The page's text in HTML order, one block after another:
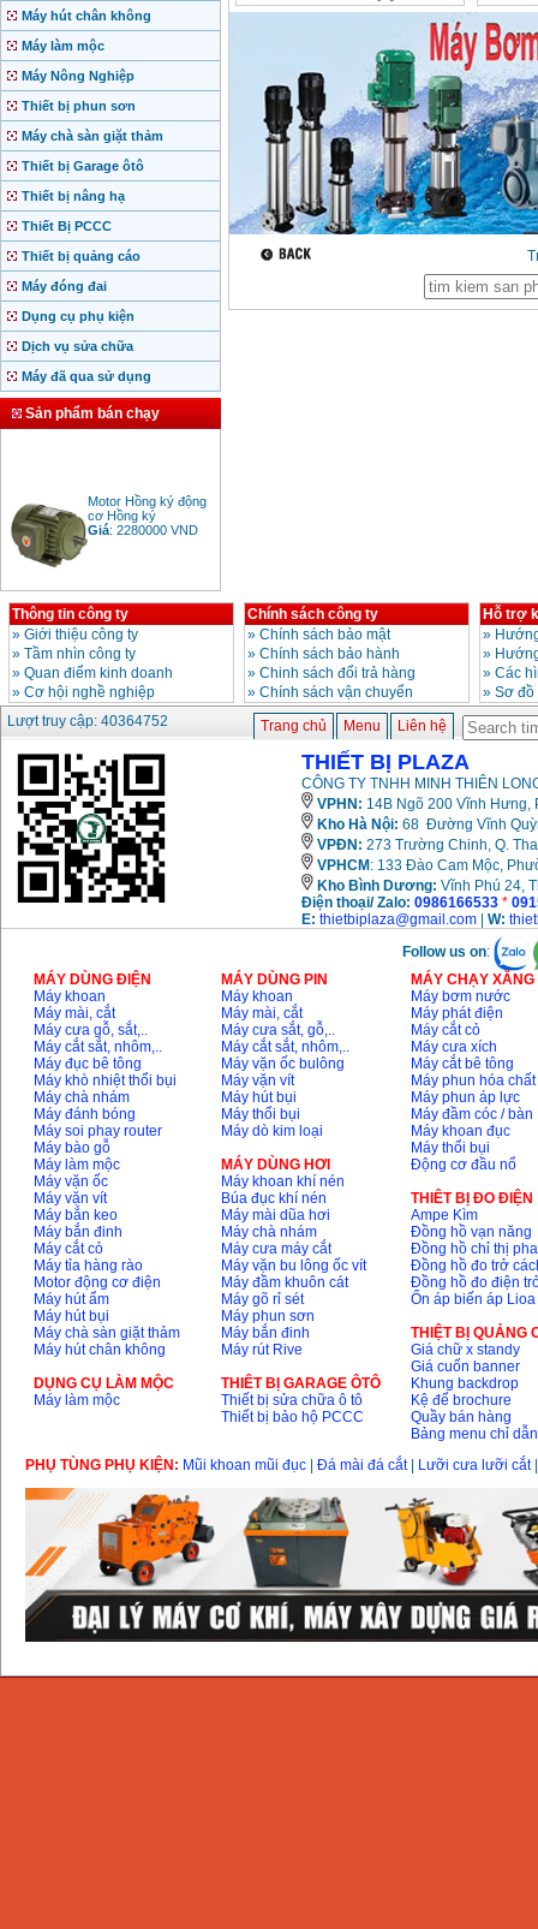
Máy hút chân không
Máy làm mộc
Máy Nông Nghiệp
Thiết bị phun sơn
Máy chà sàn giặt thảm
Thiết bị Garage ôtô
Thiết bị nâng hạ
Thiết Bị PCCC
Thiết bị quảng cáo
Máy đóng đai
Dụng cụ phụ kiện
Dịch vụ sửa chữa
Máy đã qua sử dụng
Sản phẩm bán chạy
Motor Hồng ký động
cơ Hồng ký
Giá :2280000 VND
Bảng giá động cơ
diesel đầu nổ diesel
Giá:6500000
Bảng giá mũi khoan
rút lõi bê tông
Giá:330000VND
Máy khoan Bosch đa
năng GBH 2-26DRE
(800W)
Giá
3980000
Máy cưa xích chạy
Giá:29900000VND
Máy cắt góc đa năng
Makita LS1019L
(1510W)
Giá: 14068000
Bộ máy khoan 100
chi tiết Bosch GSB
13RE (650W)
Giá:2200000
Máy khoan Bosch
GSB 16RE (750W)
Giá
Động cơ xăng Honda
GX160 (5.5HP)
Giá: 7200000VND
1296000
Thông tin công ty
» Giới thiệu công ty
» Tầm nhìn công ty
» Quan điểm kinh doanh
» Cơ hội nghề nghiệp
Chính sách công ty
» Chính sách bảo mật
» Chính sách bảo hành
» Chinh sách đổi trả hàng
» Chính sách vận chuyển
Hỗ trợ
»
»
» Các
» Sơ
Lượt truy cập: 40364752
Trang chủ Menu Liên hệ
THIẾT BỊ PLAZA
CÔNG TY TNHH MINH THIÊN
VPHN: 14B Ngõ 200 Vĩnh Hưng,
Kho Hà Nội: 68 Đường Vĩnh
VPĐN: 273 Trường Chinh, Q.
VPHCM : 133 Đào Cam Mộc,
Kho Bình Dương: Vĩnh Phú 24,
Điện thoại/ Zalo: 0986166533 *
E: thietbiplaza@gmail.com W:
Follow us on:
MÁY DÙNG ĐIỆN
Máy khoan
Máy mài, cắt
Máy cưa gỗ, sắt,..
Máy cắt sắt, nhôm,..
Máy đục bê tông
Máy khò nhiệt thổi bụi
Máy chà nhám
Máy đánh bóng
Máy soi phay router
Máy bào gỗ
Máy làm mộc
Máy vặn ốc
Máy vặn vít
Máy bắn keo
Máy bắn đinh
Máy cắt cỏ
Máy tỉa hàng rào
Motor động cơ điện
Máy hút ẩm
Máy hút bụi
Máy chà sàn giặt thảm
Máy hút chân không
DỤNG CỤ LÀM MỘC
Máy làm mộc
MÁY DÙNG PIN
Máy khoan
Máy mài, cắt
Máy cưa sắt, gỗ,..
Máy cắt sắt, nhôm,..
Máy vặn ốc bulông
Máy vặn vít
Máy hút bụi
Máy thổi bụi
Máy dò kim loại
MÁY DÙNG HƠI
Máy khoan khí nén
Búa đục khí nén
Máy mài dũa hơi
Máy chà nhám
Máy cưa máy cắt
Máy vặn bu lông ốc vít
Máy đầm khuôn cát
Máy gõ rỉ sét
Máy phun sơn
Máy bắn đinh
Máy rút Rive
THIÊT BỊ GARAGE ÔTÔ
Thiết bị sửa chữa ô tô
Thiết bị bảo hộ PCCC
MÁY CHẠY
Máy bơm nước
Máy phát điện
Máy cắt cỏ
Máy cưa xích
Máy cắt bê tông
Máy phun hóa chất
Máy phun áp lực
Máy đầm cóc / bàn
Máy khoan đục
Máy thổi bụi
Động cơ đầu nổ
THIÊT BỊ ĐO ĐIỆN
Ampe Kìm
Đồng hồ vạn năng
Đồng hồ chỉ thị pha
Đồng hồ đo trở
Đồng hồ đo điện
Ổn áp biến áp Lioa
THIỆT BỊ QUẢNG
Giá chữ x standy
Giá cuốn banner
Khung backdrop
Kệ để brochure
Quầy bán hàng
Bảng menu chỉ dẫn
PHỤ TÙNG PHỤ KIỆN: Mũi khoan mũi đục Đá mài đá cắt| Lưỡi cưa lưỡi cắt